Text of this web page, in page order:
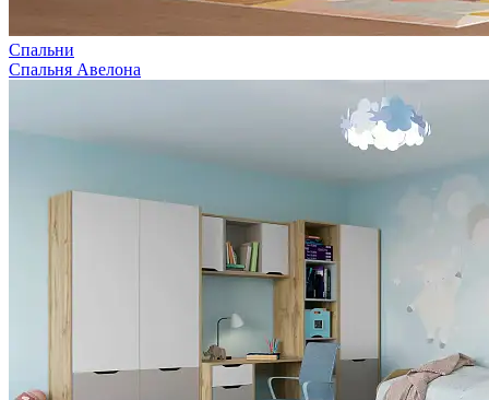
Спальни
Спальня Авелона